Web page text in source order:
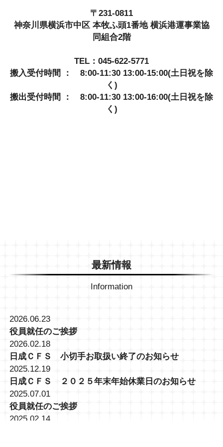
〒231-0811
神奈川県横浜市中区 本牧ふ頭1番地 横浜港運事業協
同組合2階
TEL：045-622-5771
搬入受付時間 ： 8:00-11:30 13:00-15:00(土日祝を除
く)
搬出受付時間 ： 8:00-11:30 13:00-16:00(土日祝を除
く)
最新情報
Information
2026.06.23
役員就任のご挨拶
2026.02.18
日成ＣＦＳ 小切手お取扱い終了のお知らせ
2025.12.19
日成ＣＦＳ ２０２５年末年始休業日のお知らせ
2025.07.01
役員就任のご挨拶
2025.02.14